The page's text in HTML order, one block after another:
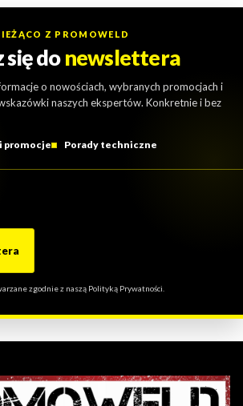
Z PROMOWELD
się donewslettera
o nowościach, wybranych promocjach i
naszych ekspertów. Konkretnie i bez
promocje Porady techniczne
zgodnie z naszą Polityką Prywatności.